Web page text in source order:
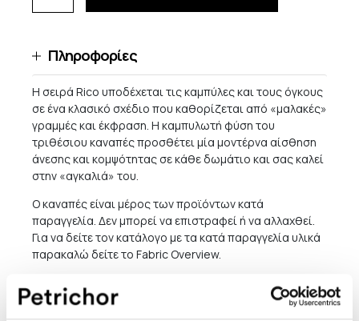
Πληροφορίες
Η σειρά Rico υποδέχεται τις καμπύλες και τους όγκους
σε ένα κλασικό σχέδιο που καθορίζεται από «μαλακές»
γραμμές και έκφραση. Η καμπυλωτή φύση του
τριθέσιου καναπές προσθέτει μία μοντέρνα αίσθηση
άνεσης και κομψότητας σε κάθε δωμάτιο και σας καλεί
στην «αγκαλιά» του.
Ο καναπές είναι μέρος των προϊόντων κατά
παραγγελία. Δεν μπορεί να επιστραφεί ή να αλλαχθεί.
Για να δείτε τον κατάλογο με τα κατά παραγγελία υλικά
παρακαλώ δείτε το Fabric Overview.
Ύψος καθίσματος: 41 εκ.